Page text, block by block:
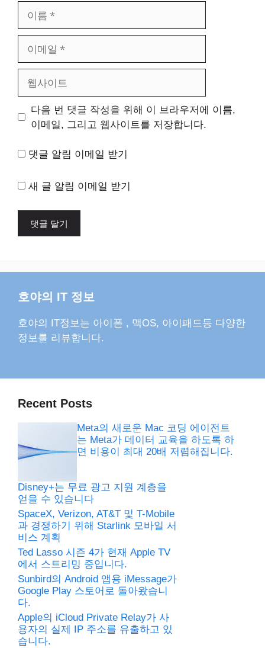
일
트
다음 번 댓글 작성을 위해 이 브라우저에 이름,
이메일, 그리고 웹사이트를 저장합니다.
댓글 알림 이메일 받기
새 글 알림 이메일 받기
호야의 IT 정보
호야의 IT정보는 아이폰 , 맥OS, 아이패드등 다양한
정보를 리뷰합니다.
Recent Posts
Meta의 새로운 Mac 코딩 에이전트
는 Meta가 데이터 교육을 하도록 하
면 비용이 최대 20배 저렴해집니다.
Disney+는 무료 광고 지원 계층을
얻을 수 있습니다
SpaceX, Verizon, AT&T 및 T-Mobile
과 경쟁하기 위해 Starlink 모바일 서
비스 계획
Ted Lasso 시즌 4가 현재 Apple TV
에서 스트리밍 중입니다.
Sunbird의 Android 앱용 iMessage가
Google Play 스토어로 돌아왔습니
다.
Apple의 iCloud Private Relay가 사
용자의 실제 IP 주소를 유출하고 있
습니다.